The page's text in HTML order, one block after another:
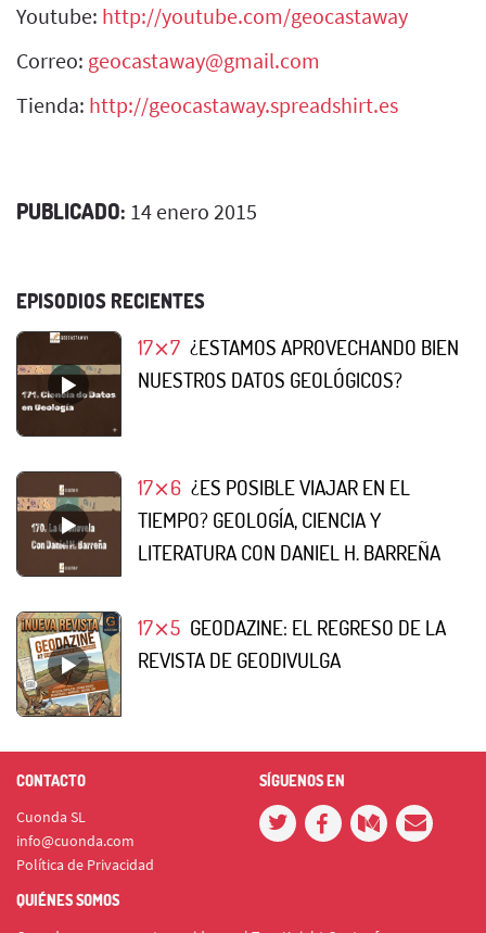
Youtube: http://youtube.com/geocastaway
Correo: geocastaway@gmail.com
Tienda: http://geocastaway.spreadshirt.es
PUBLICADO: 14 enero 2015
EPISODIOS RECIENTES
17⨯7 ¿ESTAMOS APROVECHANDO BIEN
NUESTROS DATOS GEOLÓGICOS?
17⨯6 ¿ES POSIBLE VIAJAR EN EL
TIEMPO? GEOLOGÍA, CIENCIA Y
LITERATURA CON DANIEL H. BARREÑA
17⨯5 GEODAZINE: EL REGRESO DE LA
REVISTA DE GEODIVULGA
CONTACTO
Cuonda SL
info@cuonda.com
Política de Privacidad
SÍGUENOS EN
QUIÉNES SOMOS